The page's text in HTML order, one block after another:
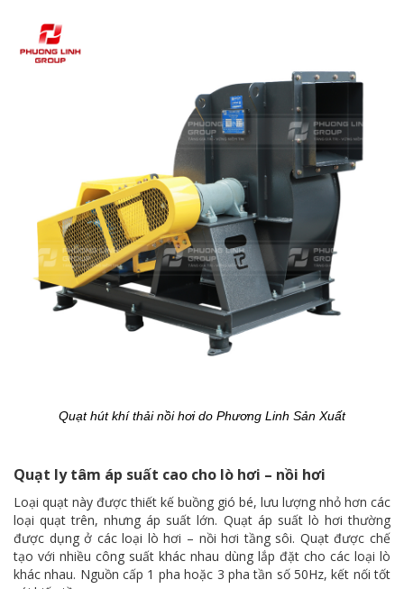
Quạt hút khí thải nồi hơi do Phương Linh Sản Xuất
Quạt ly tâm áp suất cao cho lò hơi – nồi hơi
Loại quạt này được thiết kế buồng gió bé, lưu lượng nhỏ hơn các
loại quạt trên, nhưng áp suất lớn. Quạt áp suất lò hơi thường
được dụng ở các loại lò hơi – nồi hơi tầng sôi. Quạt được chế
tạo với nhiều công suất khác nhau dùng lắp đặt cho các loại lò
khác nhau. Nguồn cấp 1 pha hoặc 3 pha tần số 50Hz, kết nối tốt